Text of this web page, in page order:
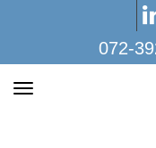
LinkedIn
072-